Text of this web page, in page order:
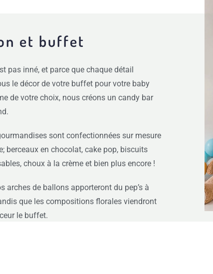
et buffet
pas inné, et parce que chaque détail
le décor de votre buffet pour votre baby
de votre choix, nous créons un candy bar
sont confectionnées sur mesure
berceaux en chocolat, cake pop, biscuits
choux à la crème et bien plus encore !
arches de ballons apporteront du pep’s à
que les compositions florales viendront
le buffet.